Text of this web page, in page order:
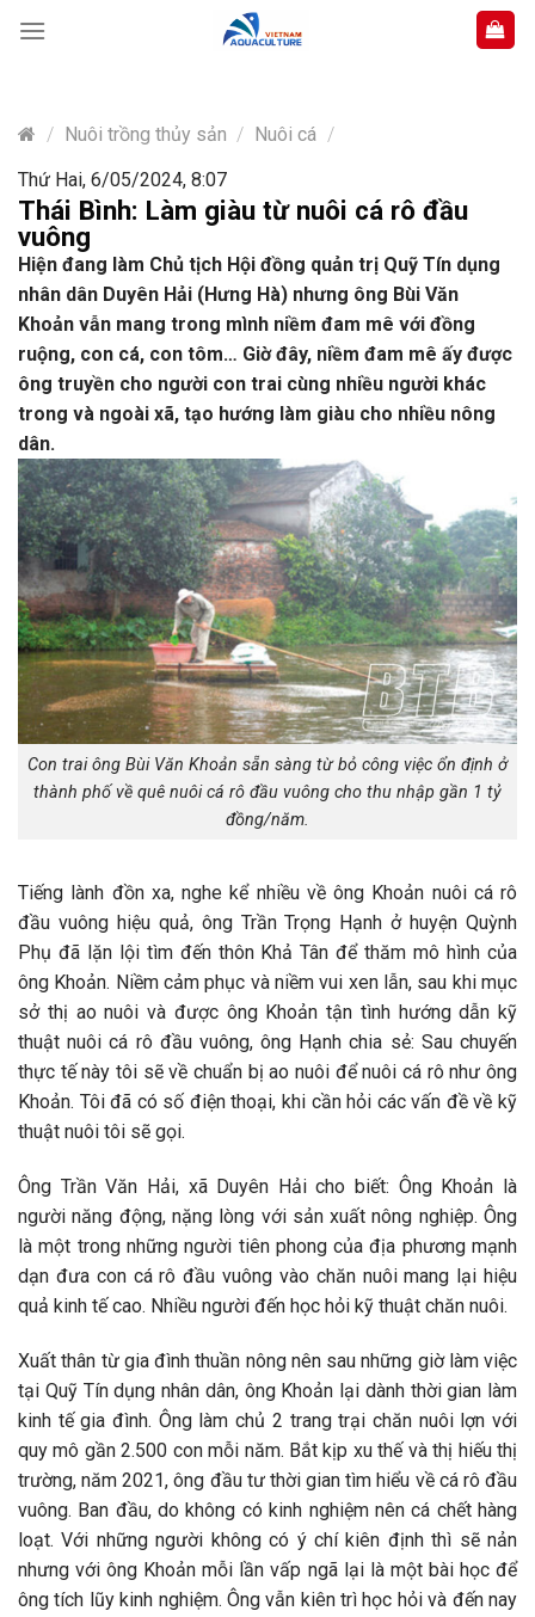
content
/ Nuôi trồng thủy sản / Nuôi cá /
Thứ Hai, 6/05/2024, 8:07
Thái Bình: Làm giàu từ nuôi cá rô đầu
vuông
Hiện đang làm Chủ tịch Hội đồng quản trị Quỹ Tín dụng
nhân dân Duyên Hải (Hưng Hà) nhưng ông Bùi Văn
Khoản vẫn mang trong mình niềm đam mê với đồng
ruộng, con cá, con tôm… Giờ đây, niềm đam mê ấy được
ông truyền cho người con trai cùng nhiều người khác
trong và ngoài xã, tạo hướng làm giàu cho nhiều nông
dân.
Con trai ông Bùi Văn Khoản sẵn sàng từ bỏ công việc ổn định ở
thành phố về quê nuôi cá rô đầu vuông cho thu nhập gần 1 tỷ
đồng/năm.
Tiếng lành đồn xa, nghe kể nhiều về ông Khoản nuôi cá rô
đầu vuông hiệu quả, ông Trần Trọng Hạnh ở huyện Quỳnh
Phụ đã lặn lội tìm đến thôn Khả Tân để thăm mô hình của
ông Khoản. Niềm cảm phục và niềm vui xen lẫn, sau khi mục
sở thị ao nuôi và được ông Khoản tận tình hướng dẫn kỹ
thuật nuôi cá rô đầu vuông, ông Hạnh chia sẻ: Sau chuyến
thực tế này tôi sẽ về chuẩn bị ao nuôi để nuôi cá rô như ông
Khoản. Tôi đã có số điện thoại, khi cần hỏi các vấn đề về kỹ
thuật nuôi tôi sẽ gọi.
Ông Trần Văn Hải, xã Duyên Hải cho biết: Ông Khoản là
người năng động, nặng lòng với sản xuất nông nghiệp. Ông
là một trong những người tiên phong của địa phương mạnh
dạn đưa con cá rô đầu vuông vào chăn nuôi mang lại hiệu
quả kinh tế cao. Nhiều người đến học hỏi kỹ thuật chăn nuôi.
Xuất thân từ gia đình thuần nông nên sau những giờ làm việc
tại Quỹ Tín dụng nhân dân, ông Khoản lại dành thời gian làm
kinh tế gia đình. Ông làm chủ 2 trang trại chăn nuôi lợn với
quy mô gần 2.500 con mỗi năm. Bắt kịp xu thế và thị hiếu thị
trường, năm 2021, ông đầu tư thời gian tìm hiểu về cá rô đầu
vuông. Ban đầu, do không có kinh nghiệm nên cá chết hàng
loạt. Với những người không có ý chí kiên định thì sẽ nản
nhưng với ông Khoản mỗi lần vấp ngã lại là một bài học để
ông tích lũy kinh nghiệm. Ông vẫn kiên trì học hỏi và đến nay